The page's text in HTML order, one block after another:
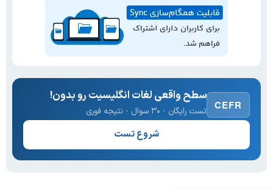
CEFR
سطح واقعی لغات انگلیسیت رو بدون!
تست رایگان · ۳۰ سوال · نتیجه فوری
شروع تست